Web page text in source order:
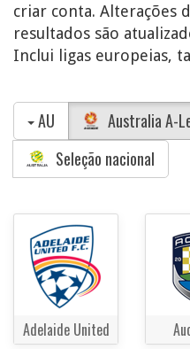
criar conta. Alterações
resultados são
Inclui ligas europeias,
AU
Australia A-
Seleção nacional
Adelaide United